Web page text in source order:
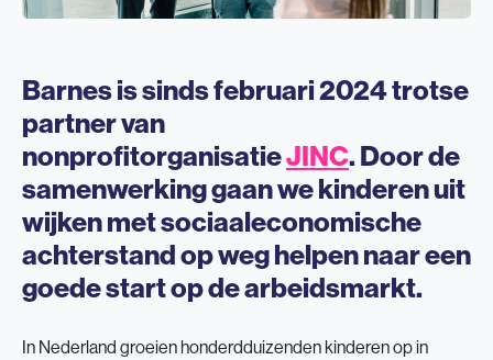
Barnes is sinds februari 2024 trotse
partner van
nonprofitorganisatieJINC. Door de
samenwerking gaan we kinderen uit
wijken met sociaaleconomische
achterstand op weg helpen naar een
goede start op de arbeidsmarkt.
In Nederland groeien honderdduizenden kinderen op in